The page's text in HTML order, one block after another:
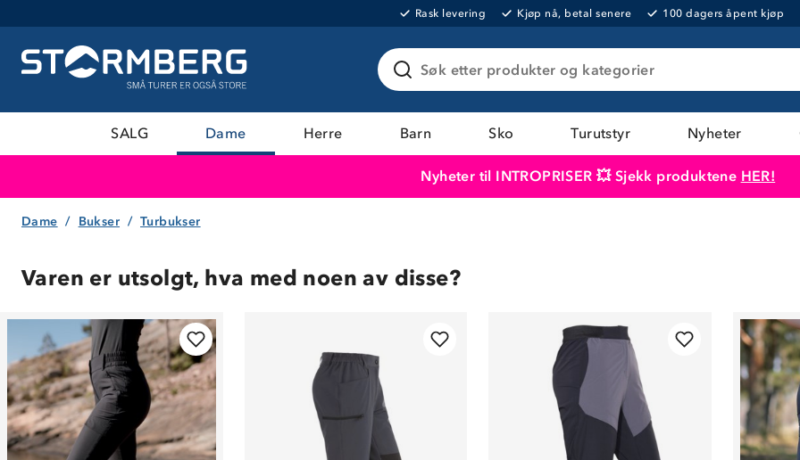
Rask levering Kjøp nå, betal senere 100 dagers åpent kjøp
Søk etter produkter og kategorier
SALG Dame Herre Barn Sko Turutstyr Nyheter
Nyheter til INTROPRISER 💥 Sjekk produktene HER!
Dame Bukser Turbukser
Varen er utsolgt, hva med noen av disse?